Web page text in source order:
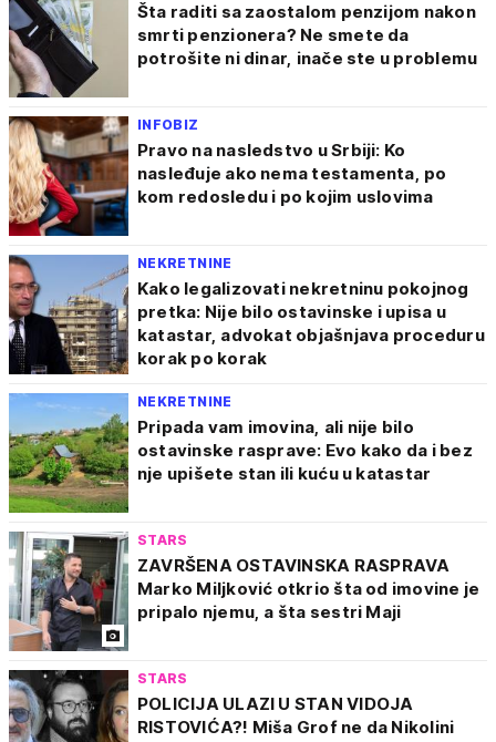
Šta raditi sa zaostalom penzijom nakon
smrti penzionera? Ne smete da
potrošite ni dinar, inače ste u problemu
INFOBIZ
Pravo na nasledstvo u Srbiji: Ko
nasleđuje ako nema testamenta, po
kom redosledu i po kojim uslovima
NEKRETNINE
Kako legalizovati nekretninu pokojnog
pretka: Nije bilo ostavinske i upisa u
katastar, advokat objašnjava proceduru
korak po korak
NEKRETNINE
Pripada vam imovina, ali nije bilo
ostavinske rasprave: Evo kako da i bez
nje upišete stan ili kuću u katastar
STARS
ZAVRŠENA OSTAVINSKA RASPRAVA
Marko Miljković otkrio šta od imovine je
pripalo njemu, a šta sestri Maji
STARS
POLICIJA ULAZI U STAN VIDOJA
RISTOVIĆA?! Miša Grof ne da Nikolini